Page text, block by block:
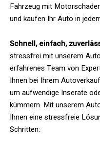
Fahrzeug mit
und kaufen Ihr Auto in
Schnell, einfach,
stressfrei mit unserem
erfahrenes Team von
Ihnen bei Ihrem
um aufwendige Inserate
kümmern. Mit unserem
Ihnen eine stressfreie
Schritten: